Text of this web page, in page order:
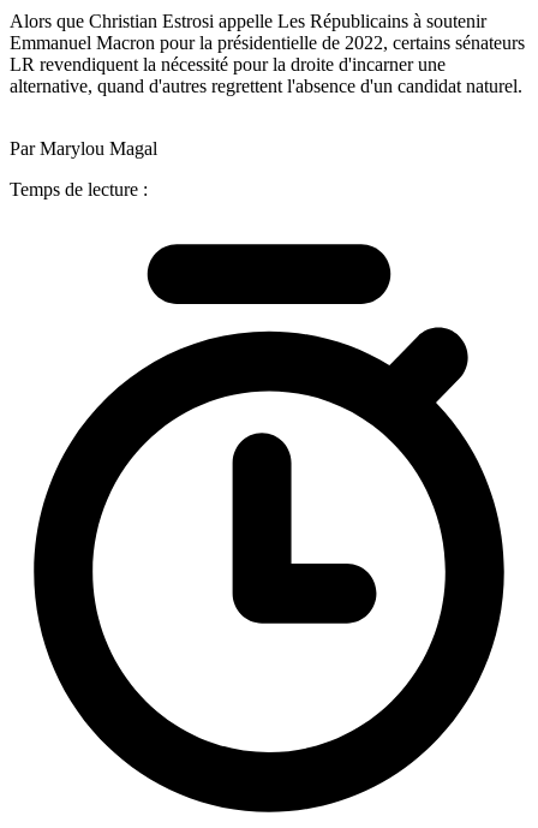
Alors que Christian Estrosi appelle Les Républicains à soutenir
Emmanuel Macron pour la présidentielle de 2022, certains sénateurs
LR revendiquent la nécessité pour la droite d'incarner une
alternative, quand d'autres regrettent l'absence d'un candidat naturel.
Par Marylou Magal
Temps de lecture :